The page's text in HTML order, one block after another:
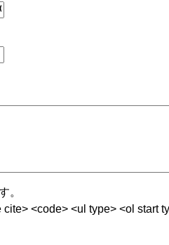
。
<code> <ul type> <ol start